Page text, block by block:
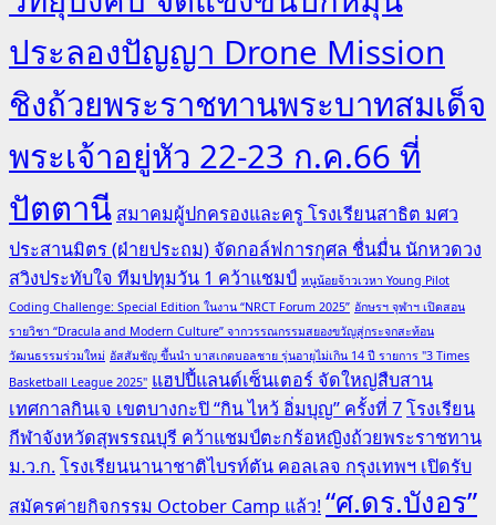
ประลองปัญญา Drone Mission
ชิงถ้วยพระราชทานพระบาทสมเด็จ
พระเจ้าอยู่หัว 22-23 ก.ค.66 ที่
ปัตตานี สมาคมผู้ปกครองและครู โรงเรียนสาธิต มศว
ประสานมิตร (ฝ่ายประถม) จัดกอล์ฟการกุศล ชื่นมื่น นักหวดวง
สวิงประทับใจ ทีมปทุมวัน 1 คว้าแชมป์ หนูน้อยจ้าวเวหา Young Pilot
Coding Challenge: Special Edition ในงาน “NRCT Forum 2025” อักษรฯ จุฬาฯ เปิดสอน
รายวิชา “Dracula and Modern Culture” จากวรรณกรรมสยองขวัญสู่กระจกสะท้อน
วัฒนธรรมร่วมใหม่ อัสสัมชัญ ขึ้นนำ บาสเกตบอลชาย รุ่นอายุไม่เกิน 14 ปี รายการ "3 Times
Basketball League 2025" แฮปปี้แลนด์เซ็นเตอร์ จัดใหญ่สืบสาน
เทศกาลกินเจ เขตบางกะปิ “กิน ไหว้ อิ่มบุญ” ครั้งที่ 7โรงเรียน
กีฬาจังหวัดสุพรรณบุรี คว้าแชมป์ตะกร้อหญิงถ้วยพระราชทาน
ม.ว.ก.โรงเรียนนานาชาติไบรท์ตัน คอลเลจ กรุงเทพฯ เปิดรับ
สมัครค่ายกิจกรรม October Camp แล้ว!“ศ.ดร.บังอร”